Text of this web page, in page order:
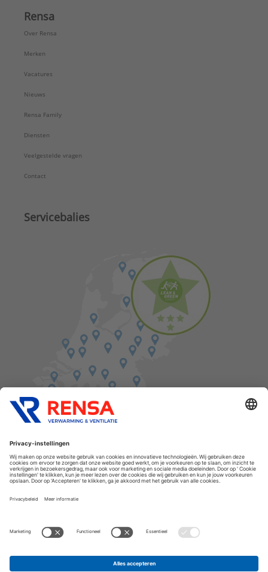
Rensa
Over Rensa
Merken
Vacatures
Nieuws
Rensa Family
Diensten
Veelgestelde vragen
Contact
Servicebalies
Cookies
Privacyverklaring
Disclaimer